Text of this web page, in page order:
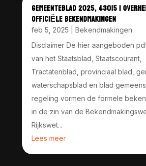
GEMEENTEBLAD 2025, 43015 |
OFFICIËLE BEKENDMAKINGEN
feb 5, 2025
Bekendmakingen
Disclaimer De hier aangeboden
van het Staatsblad, Staatscourant,
Tractatenblad, provinciaal blad,
waterschapsblad en blad
regeling vormen de formele
in de zin van de
Rijkswet...
Lees meer